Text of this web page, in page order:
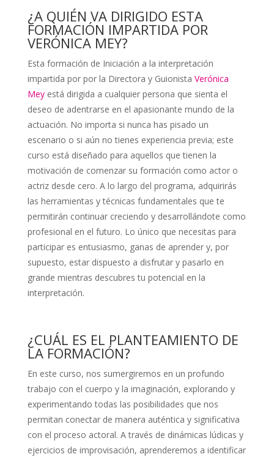
¿A QUIÉN VA DIRIGIDO ESTA
FORMACIÓN IMPARTIDA POR
VERÓNICA MEY?
Esta formación de Iniciación a la interpretación
impartida por por la Directora y Guionista Verónica
Meyestá dirigida a cualquier persona que sienta el
deseo de adentrarse en el apasionante mundo de la
actuación. No importa si nunca has pisado un
escenario o si aún no tienes experiencia previa; este
curso está diseñado para aquellos que tienen la
motivación de comenzar su formación como actor o
actriz desde cero. A lo largo del programa, adquirirás
las herramientas y técnicas fundamentales que te
permitirán continuar creciendo y desarrollándote como
profesional en el futuro. Lo único que necesitas para
participar es entusiasmo, ganas de aprender y, por
supuesto, estar dispuesto a disfrutar y pasarlo en
grande mientras descubres tu potencial en la
interpretación.
¿CUÁL ES EL PLANTEAMIENTO DE
LA FORMACIÓN?
En este curso, nos sumergiremos en un profundo
trabajo con el cuerpo y la imaginación, explorando y
experimentando todas las posibilidades que nos
permitan conectar de manera auténtica y significativa
con el proceso actoral. A través de dinámicas lúdicas y
ejercicios de improvisación, aprenderemos a identificar